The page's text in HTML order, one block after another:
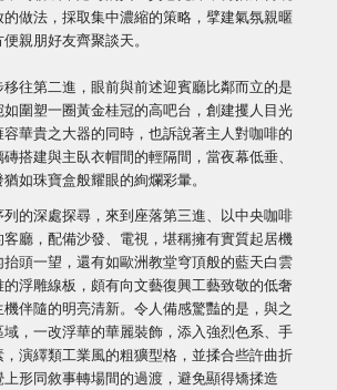
做法，採取集中濃縮的策略，擘建氣氛親暱
親朋好友齊聚談天。
往第二進，眼前與前述迎賓廳比鄰而立的是
圍塑一圈黃金桂冠的高吧台，創建攫人目光
華貴之大器的同時，也訴說著主人對咖啡的
搭建與主臥衣帽間的輕隔間，當夜幕低垂、
如珠寶盒般耀眼的絢爛彩暈。
的深處探尋，來到座落第三進、以中央咖啡
廳，配備沙發、電視，堪稱擁有實質起居機
頭一望，還有如歐洲教堂穹頂般的藍天白雲
浮雕線板，頗有向文藝復興工藝致敬的低奢
伴隨的明亮清新。令人備感驚豔的是，與之
，一改浮華的華麗裝飾，添入強烈色系、手
演繹類工業風的粗獷型格，並揉合些許曲折
形同敘事轉場間的過渡，避免顯得矯揉造